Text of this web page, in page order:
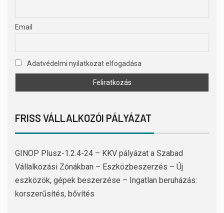
Email
Adatvédelmi nyilatkozat elfogadása
FRISS VÁLLALKOZÓI PÁLYÁZAT
GINOP Plusz-1.2.4-24 – KKV pályázat a Szabad
Vállalkozási Zónákban – Eszközbeszerzés – Új
eszközök, gépek beszerzése – Ingatlan beruházás:
korszerűsítés, bővítés